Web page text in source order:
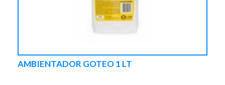
AMBIENTADOR GOTEO 1 LT